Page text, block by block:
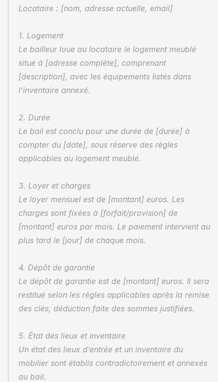
Locataire : [nom, adresse actuelle, email]
1. Logement
Le bailleur loue au locataire le logement meublé
situé à [adresse complète], comprenant
[description], avec les équipements listés dans
l’inventaire annexé.
2. Durée
Le bail est conclu pour une durée de [durée] à
compter du [date], sous réserve des règles
applicables au logement meublé.
3. Loyer et charges
Le loyer mensuel est de [montant] euros. Les
charges sont fixées à [forfait/provision] de
[montant] euros par mois. Le paiement intervient au
plus tard le [jour] de chaque mois.
4. Dépôt de garantie
Le dépôt de garantie est de [montant] euros. Il sera
restitué selon les règles applicables après la remise
des clés, déduction faite des sommes justifiées.
5. État des lieux et inventaire
Un état des lieux d’entrée et un inventaire du
mobilier sont établis contradictoirement et annexés
au bail.